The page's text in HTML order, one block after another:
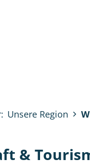
Unsere Region
&